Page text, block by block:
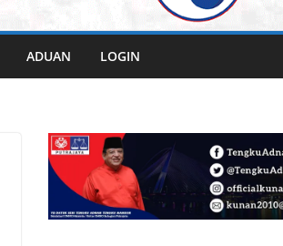
ADUAN LOGIN